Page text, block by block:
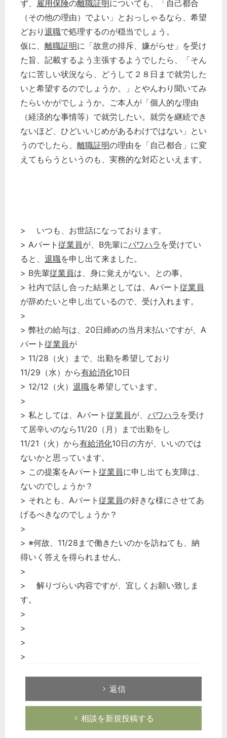
ず、 雇用保険の離職証明についても、「自己都合
（その他の理由）でよい」とおっしゃるなら、希望
どおり 退職で処理するのが穏当でしょう。
仮に、 離職証明に「故意の排斥、嫌がらせ」を受け
た旨、記載するよう主張するようでしたら、「そん
なに苦しい状況なら、どうして２８日まで就労した
いと希望するのでしょうか。」とやんわり聞いてみ
たらいかがでしょうか。ご本人が「個人的な理由
（経済的な事情等）で就労したい。就労を継続でき
ないほど、ひどいいじめがあるわけではない」とい
うのでしたら、 離職証明の理由を「自己都合」に変
えてもらうというのも、実務的な対応といえます。
> いつも、お世話になっております。
> Aパート 従業員が、B先輩にパワハラ を受けてい
ると、 退職を申し出て来ました。
> B先輩従業員は、身に覚えがない。との事。
> 社内で話し合った結果としては、Aパート 従業員
が辞めたいと申し出ているので、受け入れます。
>
> 弊社の給与は、20日締めの当月末払いですが、A
パート 従業員が
> 11/28（火）まで、出勤を希望しており
11/29（水）から有給消化10日
> 12/12（火） 退職を希望しています。
>
> 私としては、Aパート 従業員が、 パワハラ を受け
て居辛いのなら11/20（月）まで出勤をし
11/21（火）から有給消化10日の方が、いいのでは
ないかと思っています。
> この提案をAパート 従業員に申し出ても支障は、
ないのでしょうか？
> それとも、Aパート 従業員の好きな様にさせてあ
げるべきなのでしょうか？
>
> ※何故、11/28まで働きたいのかを訪ねても、納
得いく答えを得られません。
>
> 解りづらい内容ですが、宜しくお願い致しま
す。
>
>
>
>
返信
相談を新規投稿する